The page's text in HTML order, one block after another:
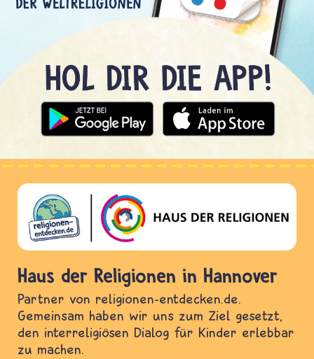
Haus der Religionen in Hannover
Partner von religionen-entdecken.de.
Gemeinsam haben wir uns zum Ziel gesetzt,
den interreligiösen Dialog für Kinder erlebbar
zu machen.